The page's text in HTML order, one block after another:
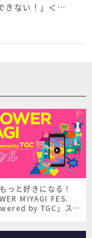
きない！」＜
新潟 2026＞
っと好きになる！
MIYAGI FES.
by TGC」スペ